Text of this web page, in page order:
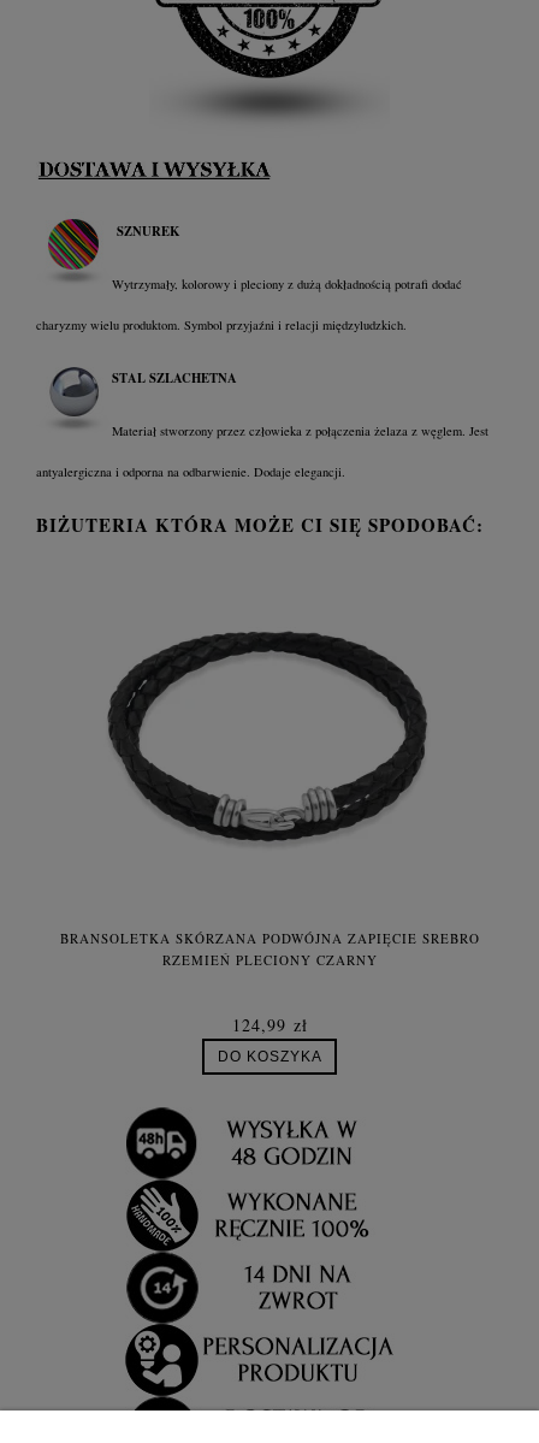
SZNUREK
Wytrzymały, kolorowy i pleciony z dużą dokładnością potrafi dodać
charyzmy wielu produktom. Symbol przyjaźni i relacji międzyludzkich.
STAL SZLACHETNA
Materiał stworzony przez człowieka z połączenia żelaza z węglem. Jest
antyalergiczna i odporna na odbarwienie. Dodaje elegancji.
BIŻUTERIA KTÓRA MOŻE CI SIĘ SPODOBAĆ:
BRANSOLETKA SKÓRZANA PODWÓJNA ZAPIĘCIE SREBRO
RZEMIEŃ PLECIONY CZARNY
124,99 zł
DO KOSZYKA